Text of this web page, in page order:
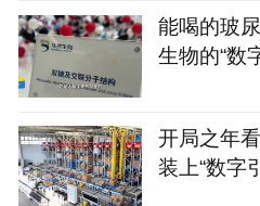
能喝的玻
生物的“数
开局之年看
装上“数字